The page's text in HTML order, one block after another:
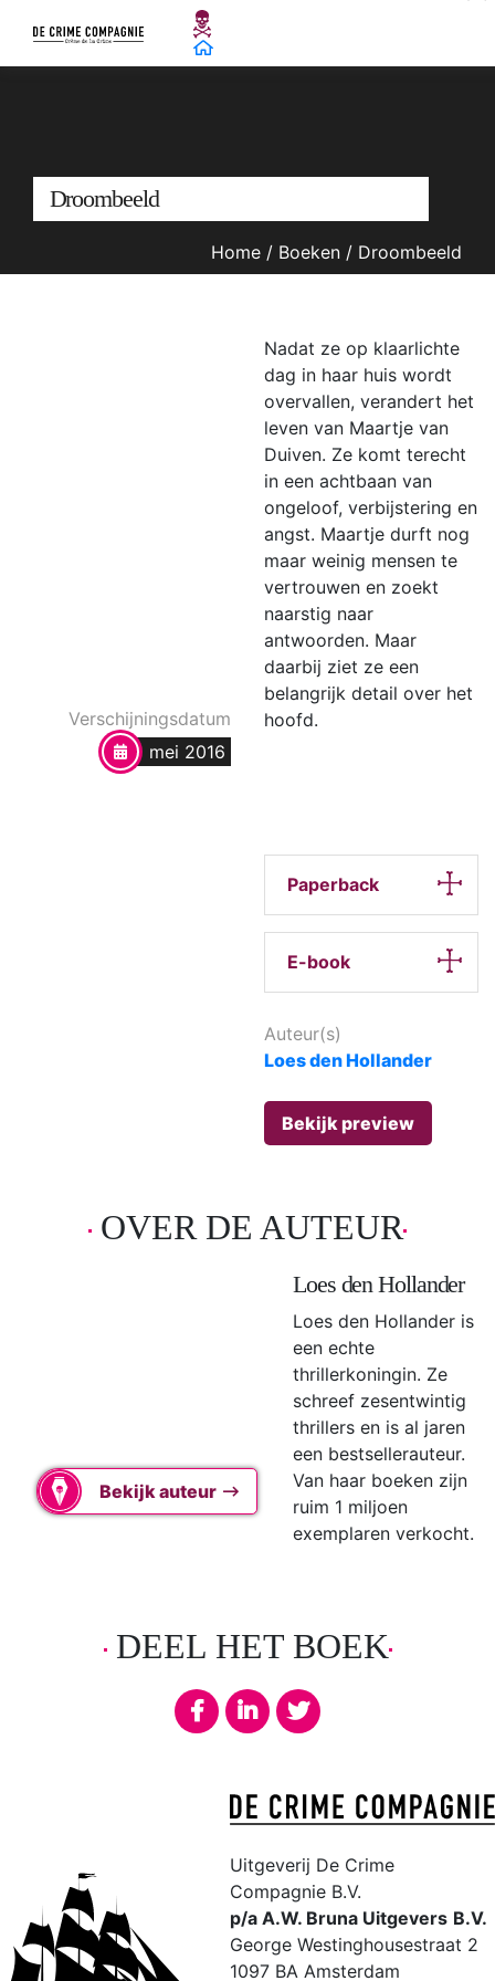
Droombeeld
Home / Boeken / Droombeeld
Verschijningsdatum
mei 2016
Nadat ze op klaarlichte
dag in haar huis wordt
overvallen, verandert het
leven van Maartje van
Duiven. Ze komt terecht
in een achtbaan van
ongeloof, verbijstering en
angst. Maartje durft nog
maar weinig mensen te
vertrouwen en zoekt
naarstig naar
antwoorden. Maar
daarbij ziet ze een
belangrijk detail over het
hoofd.
Paperback
E-book
Auteur(s)
Loes den Hollander
Bekijk preview
OVER DE AUTEUR
Bekijk auteur
Loes den Hollander
Loes den Hollander is
een echte
thrillerkoningin. Ze
schreef zesentwintig
thrillers en is al jaren
een bestsellerauteur.
Van haar boeken zijn
ruim 1 miljoen
exemplaren verkocht.
DEEL HET BOEK
Uitgeverij De Crime
Compagnie B.V.
p/a A.W. Bruna Uitgevers B.V.
George Westinghousestraat 2
1097 BA Amsterdam